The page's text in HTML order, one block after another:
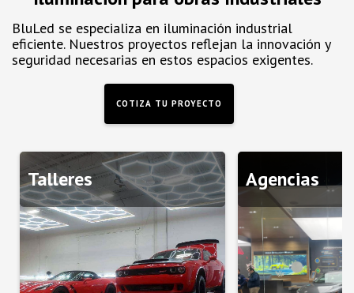
BluLed se especializa en iluminación industrial
eficiente. Nuestros proyectos reflejan la innovación y
seguridad necesarias en estos espacios exigentes.
COTIZA TU PROYECTO
Talleres Agencias